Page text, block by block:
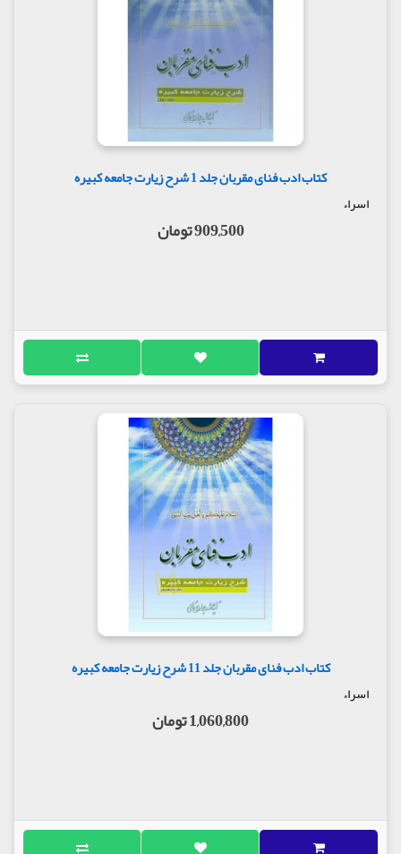
کتاب ادب فنای مقربان جلد 1 شرح زیارت جامعه کبیره
اسراء
909,500 تومان
کتاب ادب فنای مقربان جلد 11 شرح زیارت جامعه کبیره
اسراء
1,060,800 تومان